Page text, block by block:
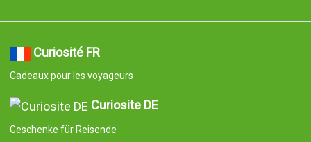
Curiosité FR
Cadeaux pour les voyageurs
Curiosite DE
Geschenke für Reisende